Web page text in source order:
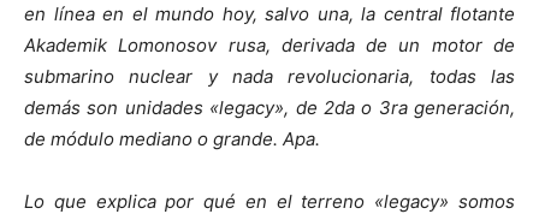
en línea en el mundo hoy, salvo una, la central flotante
Akademik Lomonosov rusa, derivada de un motor de
submarino nuclear y nada revolucionaria, todas las
demás son unidades «legacy», de 2da o 3ra generación,
de módulo mediano o grande. Apa.
Lo que explica por qué en el terreno «legacy» somos